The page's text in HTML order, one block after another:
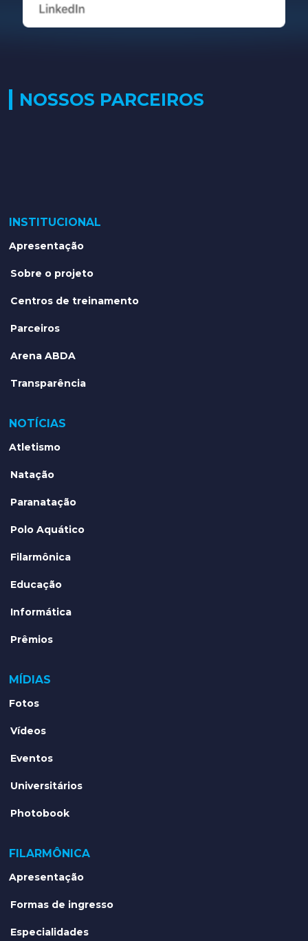
NOSSOS PARCEIROS
INSTITUCIONAL
Apresentação
Sobre o projeto
Centros de treinamento
Parceiros
Arena ABDA
Transparência
NOTÍCIAS
Atletismo
Natação
Paranatação
Polo Aquático
Filarmônica
Educação
Informática
Prêmios
MÍDIAS
Fotos
Vídeos
Eventos
Universitários
Photobook
FILARMÔNICA
Apresentação
Formas de ingresso
Especialidades